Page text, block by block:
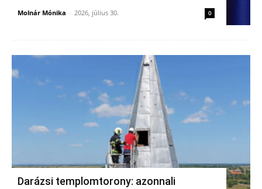
Molnár Mónika - 2026, július 30. 0
Darázsi templomtorony: azonnali